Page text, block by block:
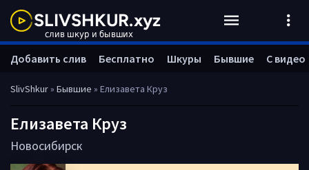
SlivShkur» Бывшие » Елизавета Круз
Елизавета Круз
Новосибирск
Добавить слив Бесплатно Шкуры Бывшие С видео